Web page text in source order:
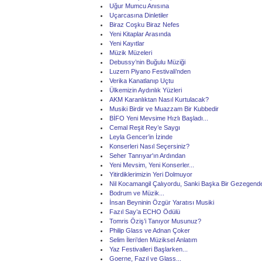
Uğur Mumcu Anısına
Uçarcasına Dinletiler
Biraz Coşku Biraz Nefes
Yeni Kitaplar Arasında
Yeni Kayıtlar
Müzik Müzeleri
Debussy’nin Buğulu Müziği
Luzern Piyano Festivali’nden
Verika Kanatlanıp Uçtu
Ülkemizin Aydınlık Yüzleri
AKM Karanlıktan Nasıl Kurtulacak?
Musiki Birdir ve Muazzam Bir Kubbedir
BİFO Yeni Mevsime Hızlı Başladı...
Cemal Reşit Rey’e Saygı
Leyla Gencer’in İzinde
Konserleri Nasıl Seçersiniz?
Seher Tanrıyar'ın Ardından
Yeni Mevsim, Yeni Konserler...
Yitirdiklerimizin Yeri Dolmuyor
Nil Kocamangil Çalıyordu, Sanki Başka Bir
Bodrum ve Müzik...
İnsan Beyninin Özgür Yaratısı Musiki
Fazıl Say’a ECHO Ödülü
Tomris Öziş’i Tanıyor Musunuz?
Philip Glass ve Adnan Çoker
Selim İleri’den Müziksel Anlatım
Yaz Festivalleri Başlarken...
Goerne, Fazıl ve Glass...